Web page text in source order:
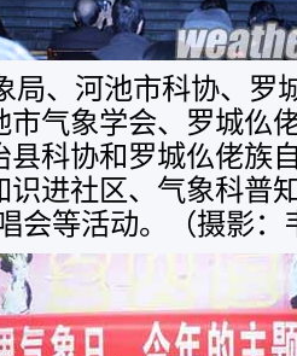
局、河池市科协、罗
市气象学会、罗城仫
县科协和罗城仫佬族
识进社区、气象科普
会等活动。（摄影：